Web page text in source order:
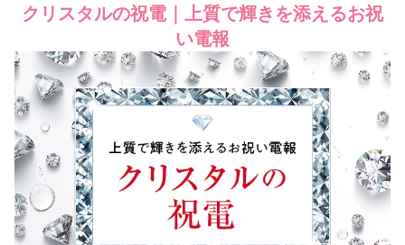
クリスタルの祝電｜上質で輝きを添えるお祝
い電報